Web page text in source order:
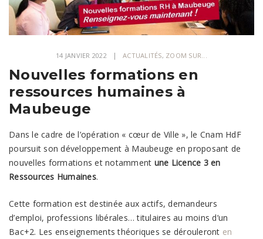
14 JANVIER 2022 ACTUALITÉS, ZOOM SUR...
Nouvelles formations en
ressources humaines à
Maubeuge
Dans le cadre de l’opération « cœur de Ville », le Cnam HdF
poursuit son développement à Maubeuge en proposant de
nouvelles formations et notamment une Licence 3 en
Ressources Humaines.
Cette formation est destinée aux actifs, demandeurs
d’emploi, professions libérales… titulaires au moins d’un
Bac+2. Les enseignements théoriques se dérouleront en